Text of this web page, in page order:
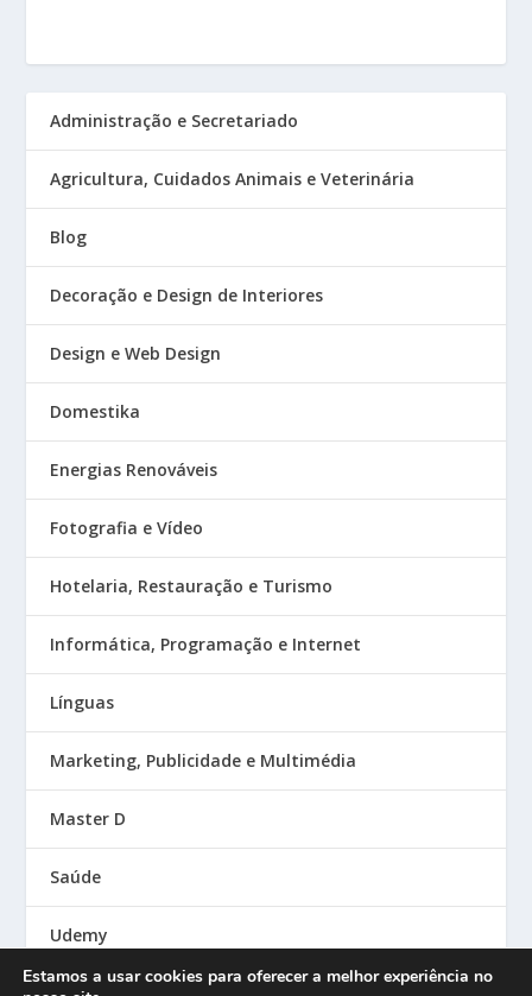
Administração e Secretariado
Agricultura, Cuidados Animais e Veterinária
Blog
Decoração e Design de Interiores
Design e Web Design
Domestika
Energias Renováveis
Fotografia e Vídeo
Hotelaria, Restauração e Turismo
Informática, Programação e Internet
Línguas
Marketing, Publicidade e Multimédia
Master D
Saúde
Udemy
Estamos a usar cookies para oferecer a melhor experiência no